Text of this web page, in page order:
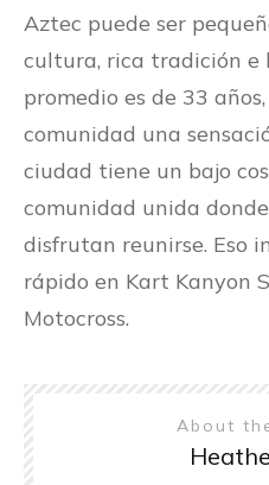
Aztec puede ser
cultura, rica tradición e
promedio es de 33
comunidad una
ciudad tiene un bajo
comunidad unida
disfrutan reunirse. Eso
rápido en Kart Kanyon
Motocross.
About